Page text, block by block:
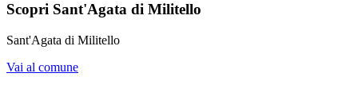
Scopri Sant'Agata di Militello
Sant'Agata di Militello
Vai al comune